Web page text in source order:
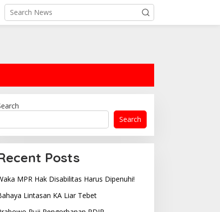
Search
Posts
MPR Hak Disabilitas Harus Dipenuhi!
Lintasan KA Liar Tebet